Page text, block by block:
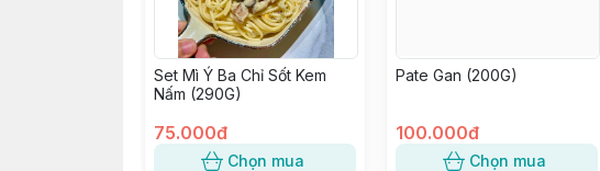
Set Mì Ý Ba Chỉ Sốt Kem
Nấm (290G)
75.000đ
Chọn mua
Pate Gan (200G)
100.000đ
Chọn mua